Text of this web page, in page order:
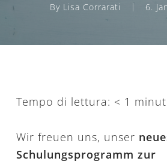
By Lisa Corrarati 6.
Tempo di lettura: < 1
Wir freuen uns, unser
Schulungsprogramm zur